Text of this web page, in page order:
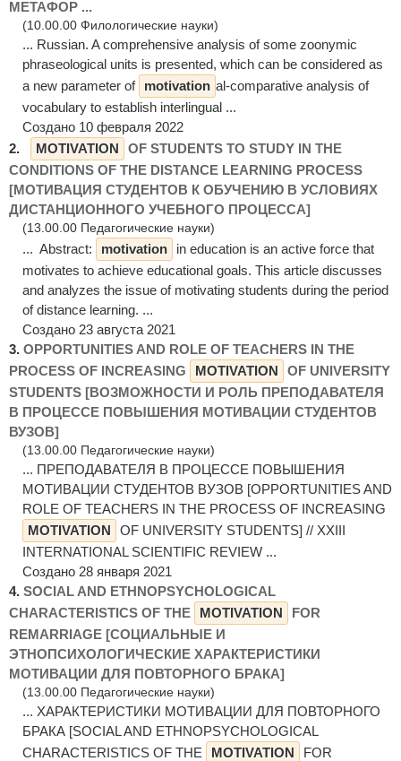
МЕТАФОР ...
(10.00.00 Филологические науки)
... Russian. A comprehensive analysis of some zoonymic
phraseological units is presented, which can be considered as
a new parameter of motivation al-comparative analysis of
vocabulary to establish interlingual ...
Создано 10 февраля 2022
2.
MOTIVATION
OF STUDENTS TO STUDY IN THE
CONDITIONS OF THE DISTANCE LEARNING PROCESS
[МОТИВАЦИЯ СТУДЕНТОВ К ОБУЧЕНИЮ В УСЛОВИЯХ
ДИСТАНЦИОННОГО УЧЕБНОГО ПРОЦЕССА]
(13.00.00 Педагогические науки)
... Abstract: motivation
in education is an active force that
motivates to achieve educational goals. This article discusses
and analyzes the issue of motivating students during the period
of distance learning. ...
Создано 23 августа 2021
3. OPPORTUNITIES AND ROLE OF TEACHERS IN THE
PROCESS OF INCREASING
MOTIVATION
OF UNIVERSITY
STUDENTS [ВОЗМОЖНОСТИ И РОЛЬ ПРЕПОДАВАТЕЛЯ
В ПРОЦЕССЕ ПОВЫШЕНИЯ МОТИВАЦИИ СТУДЕНТОВ
ВУЗОВ]
(13.00.00 Педагогические науки)
... ПРЕПОДАВАТЕЛЯ В ПРОЦЕССЕ ПОВЫШЕНИЯ
МОТИВАЦИИ СТУДЕНТОВ ВУЗОВ [OPPORTUNITIES AND
ROLE OF TEACHERS IN THE PROCESS OF INCREASING
MOTIVATION
OF UNIVERSITY STUDENTS] // XXIII
INTERNATIONAL SCIENTIFIC REVIEW ...
Создано 28 января 2021
4. SOCIAL AND ETHNOPSYCHOLOGICAL
CHARACTERISTICS OF THE
MOTIVATION
FOR
REMARRIAGE [СОЦИАЛЬНЫЕ И
ЭТНОПСИХОЛОГИЧЕСКИЕ ХАРАКТЕРИСТИКИ
МОТИВАЦИИ ДЛЯ ПОВТОРНОГО БРАКА]
(13.00.00 Педагогические науки)
... ХАРАКТЕРИСТИКИ МОТИВАЦИИ ДЛЯ ПОВТОРНОГО
БРАКА [SOCIAL AND ETHNOPSYCHOLOGICAL
CHARACTERISTICS OF THE
MOTIVATION
FOR